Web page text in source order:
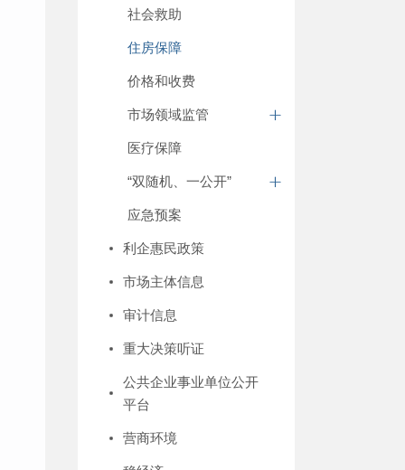
社会救助
住房保障
价格和收费
市场领域监管
医疗保障
“双随机、一公开”
应急预案
利企惠民政策
市场主体信息
审计信息
重大决策听证
公共企业事业单位公开
平台
营商环境